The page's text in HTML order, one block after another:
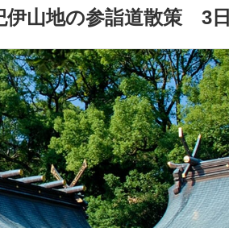
伊山地の参詣道散策 3